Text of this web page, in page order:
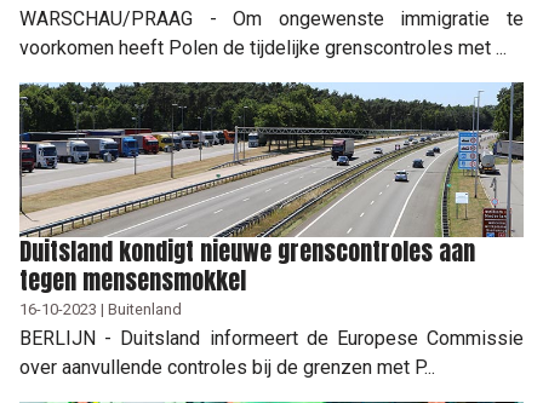
WARSCHAU/PRAAG - Om ongewenste immigratie te
voorkomen heeft Polen de tijdelijke grenscontroles met ...
Duitsland kondigt nieuwe grenscontroles aan
tegen mensensmokkel
16-10-2023 | Buitenland
BERLIJN - Duitsland informeert de Europese Commissie
over aanvullende controles bij de grenzen met P...